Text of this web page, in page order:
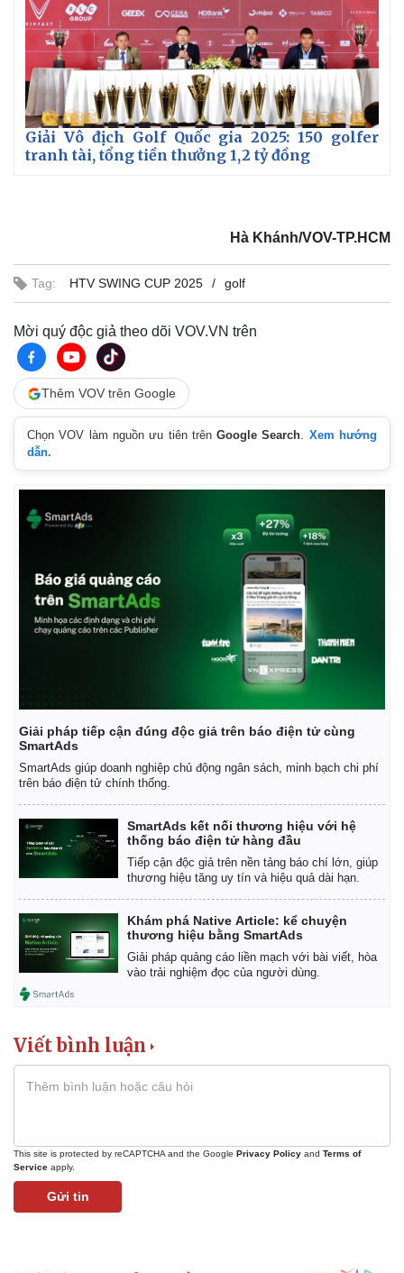
Chứng khoán
Giá cà phê
Vụ án
Tin nóng
Tư vấn luật
Việt Nam
Giải Vô địch Golf Quốc gia 2025: 150 golfer
tranh tài, tổng tiền thưởng 1,2 tỷ đồng
Hà Khánh/VOV-TP.HCM
Tag: HTV SWING CUP 2025 golf
Mời quý độc giả theo dõi VOV.VN trên
Thêm VOV trên Google
Chọn VOV làm nguồn ưu tiên trênGoogle Search. Xem hướng
dẫn.
Giải pháp tiếp cận đúng độc giả trên báo điện tử cùng
SmartAds
SmartAds giúp doanh nghiệp chủ động ngân sách, minh bạch chi phí
trên báo điện tử chính thống.
SmartAds kết nối thương hiệu với hệ
thống báo điện tử hàng đầu
Tiếp cận độc giả trên nền tảng báo chí lớn, giúp
thương hiệu tăng uy tín và hiệu quả dài hạn.
Khám phá Native Article: kể chuyện
thương hiệu bằng SmartAds
Giải pháp quảng cáo liền mạch với bài viết, hòa
vào trải nghiệm đọc của người dùng.
Viết bình luận
This site is protected by reCAPTCHA and the Google Privacy Policy and Terms of
Service apply.
Gửi tin